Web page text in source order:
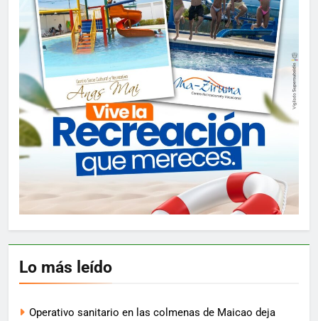
Lo más leído
Operativo sanitario en las colmenas de Maicao deja